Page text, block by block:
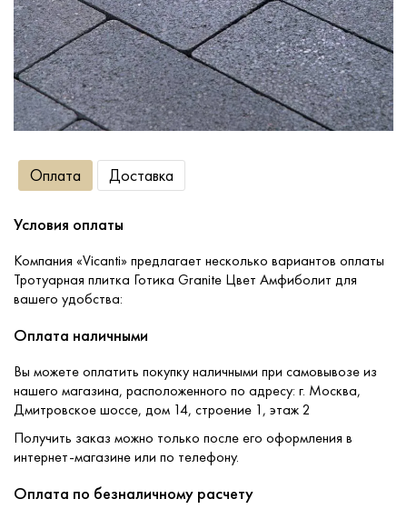
Сопутствующие товары
О компании
Услуги
Портфолио
Доставка
Оплата Доставка
Условия оплаты
Компания «Vicanti» предлагает несколько вариантов оплаты
Тротуарная плитка Готика Granite Цвет Амфиболит для
вашего удобства:
Оплата наличными
Вы можете оплатить покупку наличными при самовывозе из
нашего магазина, расположенного по адресу: г. Москва,
Дмитровское шоссе, дом 14, строение 1, этаж 2
Получить заказ можно только после его оформления в
интернет-магазине или по телефону.
Оплата по безналичному расчету